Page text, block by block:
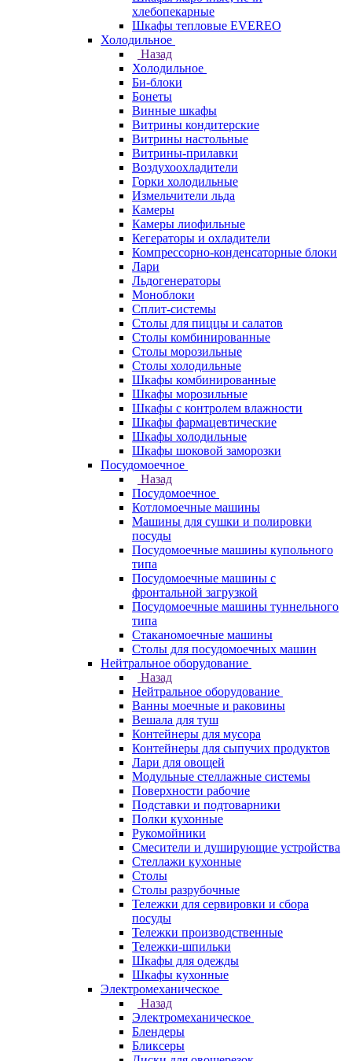
хлебопекарные
Шкафы тепловые EVEREO
Холодильное
Назад
Холодильное
Би-блоки
Бонеты
Винные шкафы
Витрины кондитерские
Витрины настольные
Витрины-прилавки
Воздухоохладители
Горки холодильные
Измельчители льда
Камеры
Камеры лиофильные
Кегераторы и охладители
Компрессорно-конденсаторные блоки
Лари
Льдогенераторы
Моноблоки
Сплит-системы
Столы для пиццы и салатов
Столы комбинированные
Столы морозильные
Столы холодильные
Шкафы комбинированные
Шкафы морозильные
Шкафы с контролем влажности
Шкафы фармацевтические
Шкафы холодильные
Шкафы шоковой заморозки
Посудомоечное
Назад
Посудомоечное
Котломоечные машины
Машины для сушки и полировки
посуды
Посудомоечные машины купольного
типа
Посудомоечные машины с
фронтальной загрузкой
Посудомоечные машины туннельного
типа
Стаканомоечные машины
Столы для посудомоечных машин
Нейтральное оборудование
Назад
Нейтральное оборудование
Ванны моечные и раковины
Вешала для туш
Контейнеры для мусора
Контейнеры для сыпучих продуктов
Лари для овощей
Модульные стеллажные системы
Поверхности рабочие
Подставки и подтоварники
Полки кухонные
Рукомойники
Смесители и душирующие устройства
Стеллажи кухонные
Столы
Столы разрубочные
Тележки для сервировки и сбора
посуды
Тележки производственные
Тележки-шпильки
Шкафы для одежды
Шкафы кухонные
Электромеханическое
Назад
Электромеханическое
Блендеры
Бликсеры